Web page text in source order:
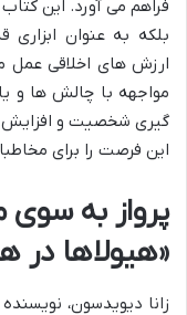
فراهم می آورد. این
بلکه به عنوان
ارزش های اخلاقی عمل
مواجهه با چالش ها و
گیری شخصیت و افزایش
این فرصت را برای
پرواز به سوی
«هیولاها در
زانا دیویدسون،